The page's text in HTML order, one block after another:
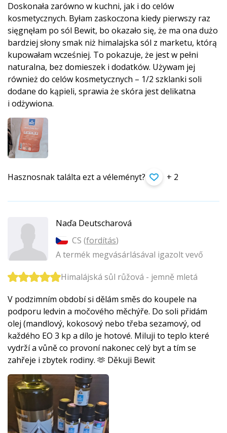
Doskonała zarówno w kuchni, jak i do celów
kosmetycznych. Byłam zaskoczona kiedy pierwszy raz
sięgnęłam po sól Bewit, bo okazało się, że ma ona dużo
bardziej słony smak niż himalajska sól z marketu, którą
kupowałam wcześniej. To pokazuje, że jest w pełni
naturalna, bez domieszek i dodatków. Używam jej
również do celów kosmetycznych – 1/2 szklanki soli
dodane do kąpieli, sprawia że skóra jest delikatna
i odżywiona.
Hasznosnak találta ezt a véleményt? + 2
Naďa Deutscharová
CS (fordítás)
A termék megvásárlásával igazolt vevő
Himalájská sůl růžová - jemně mletá
V podzimním období si dělám směs do koupele na
podporu ledvin a močového měchýře. Do soli přidám
olej (mandlový, kokosový nebo třeba sezamový, od
každého EO 3 kp a dílo je hotové. Miluji to teplo které
vydrží a vůně co provoní nakonec celý byt a tím se
zahřeje i zbytek rodiny. 🫶 Děkuji Bewit